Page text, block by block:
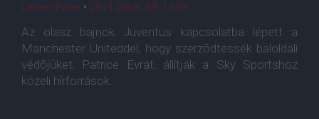
Lakner Péter • 2014. július. 09. 15:09
Az olasz bajnok Juventus kapcsolatba lépett a
Manchester Uniteddel, hogy szerzõdtessék baloldali
védõjüket, Patrice Evrát, állítják a Sky Sportshoz
közeli hírforrások.